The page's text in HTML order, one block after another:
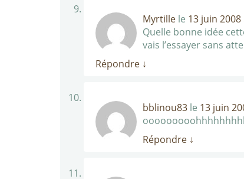
Myrtille le 13 juin
Quelle bonne idée
vais l’essayer sans
Répondre ↓
bblinou83 le 13 juin
Répondre ↓